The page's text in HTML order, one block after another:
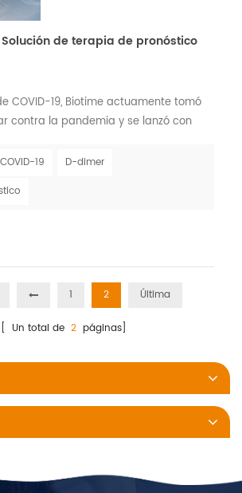
Solución de terapia de pronóstico
COVID-19, Biotime actuamente tomó
contra la pandemia y se lanzó con
terapia de pronóstico incluso D-dimer
y dos analizadores, con los cuales, los
COVID-19
D-dimer
1 2 Última
[ Un total de 2 páginas]